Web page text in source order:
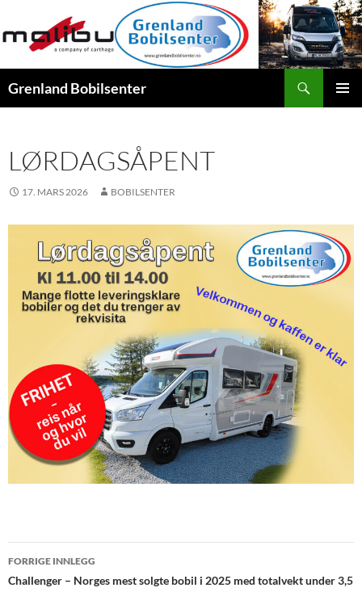
til
innhold
Grenland Bobilsenter
LØRDAGSÅPENT
17. MARS 2026 BOBILSENTER
Innleggsnavigasjon
FORRIGE INNLEGG
Challenger – Norges mest solgte bobil i 2025 med totalvekt under 3,5